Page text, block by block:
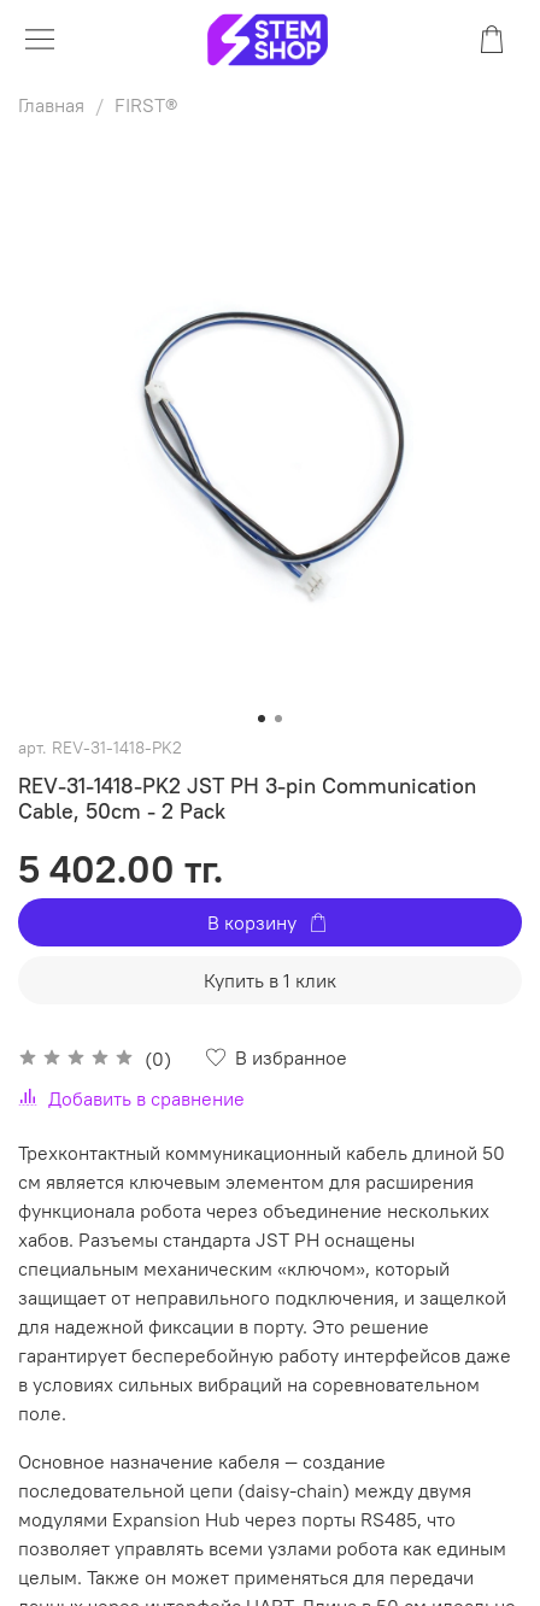
Главная FIRST®
арт. REV-31-1418-PK2
REV-31-1418-PK2 JST PH 3-pin Communication
Cable, 50cm - 2 Pack
(0)
В избранное
Добавить в сравнение
5 402.00 тг.
В корзину
Купить в 1 клик
Трехконтактный коммуникационный кабель длиной 50
см является ключевым элементом для расширения
функционала робота через объединение нескольких
хабов. Разъемы стандарта JST PH оснащены
специальным механическим «ключом», который
защищает от неправильного подключения, и защелкой
для надежной фиксации в порту. Это решение
гарантирует бесперебойную работу интерфейсов даже
в условиях сильных вибраций на соревновательном
поле.
Основное назначение кабеля — создание
последовательной цепи (daisy-chain) между двумя
модулями Expansion Hub через порты RS485, что
позволяет управлять всеми узлами робота как единым
целым. Также он может применяться для передачи